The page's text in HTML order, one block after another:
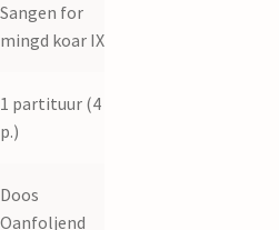
Sangen for
mingd koar IX
1 partituur (4
p.)
Doos
Oanfoljend